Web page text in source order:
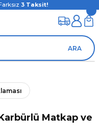
3 Taksit!
ARA
Matkap ve